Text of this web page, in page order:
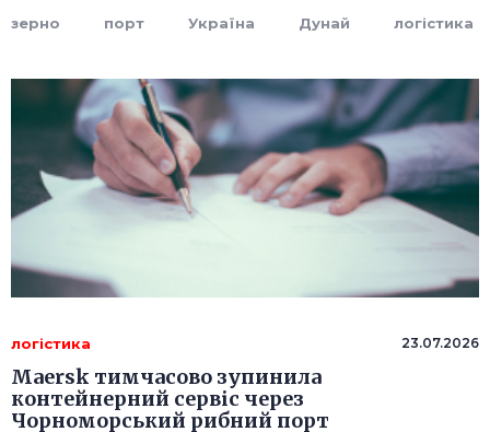
зерно порт Україна Дунай логістика
логістика 23.07.2026
Maersk тимчасово зупинила
контейнерний сервіс через
Чорноморський рибний порт